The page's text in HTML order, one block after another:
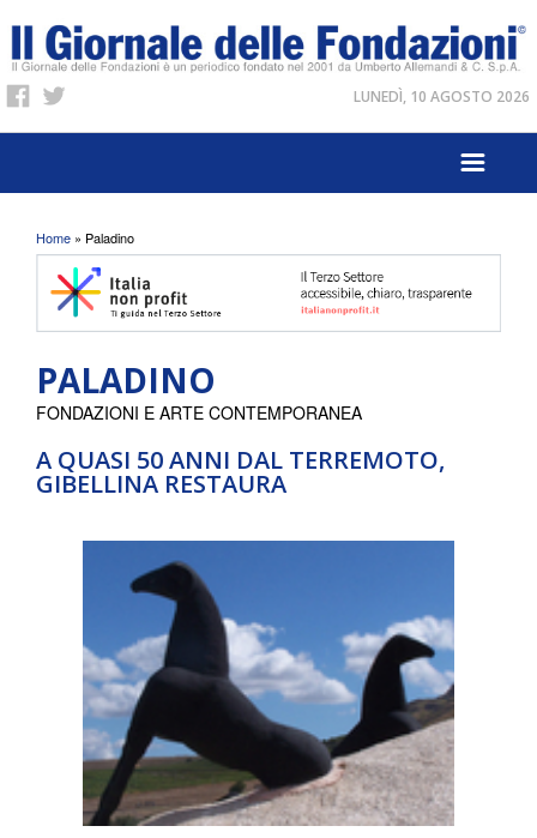
LUNEDÌ, 10 AGOSTO 2026
Tu sei qui
Home » Paladino
PALADINO
A QUASI 50 ANNI DAL TERREMOTO,
GIBELLINA RESTAURA
FONDAZIONI E ARTE CONTEMPORANEA